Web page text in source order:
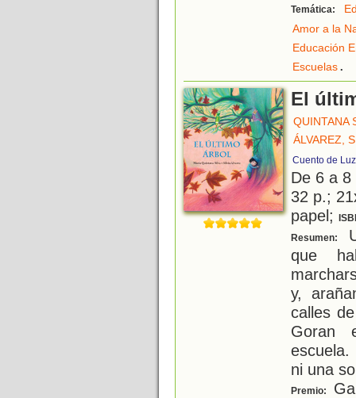
Temática:
Amor a la
Educación
Escuelas.
El
QUINTANA
ÁLVAREZ,
Cuento de Luz
De 6 a
32 p.;
papel;
Resumen:
que
y,
calles
Goran
ni una
Premio: